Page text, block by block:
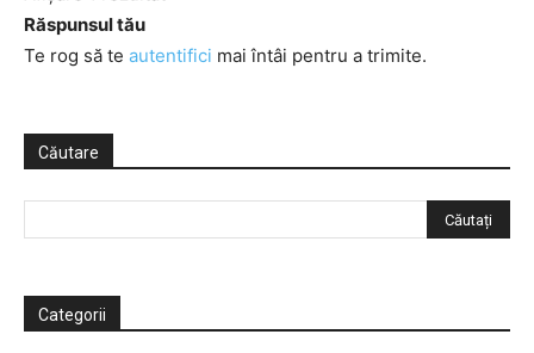
Răspunsul tău
Te rog să te autentifici mai întâi pentru a trimite.
Căutare
Categorii